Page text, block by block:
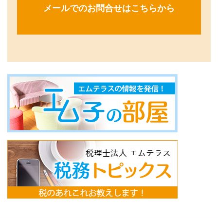
メールでのお問合せはこちらから